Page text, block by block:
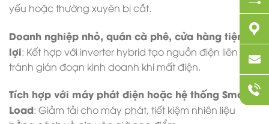
yếu hoặc thường xuyên bị cắt.
Doanh nghiệp nhỏ, quán cà phê, cửa hàng tiện
lợi: Kết hợp với inverter hybrid tạo nguồn điện liên tục,
tránh gián đoạn kinh doanh khi mất điện.
Tích hợp với máy phát điện hoặc hệ thống Smart
Load: Giảm tải cho máy phát, tiết kiệm nhiên liệu